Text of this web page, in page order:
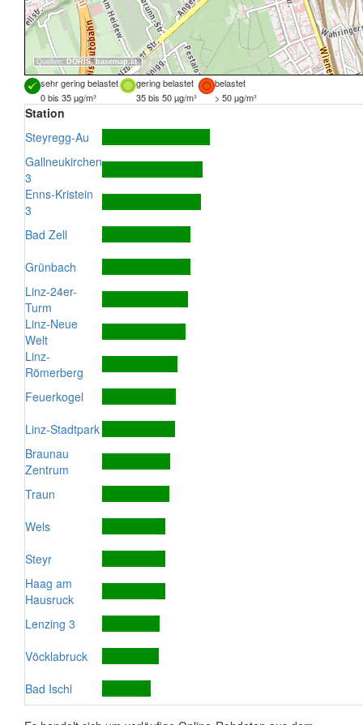
Quellen: DORIS, basemap.at
sehr gering belastet gering belastet
belastet
0 bis 35 µg/m³
35 bis 50 µg/m³ > 50 µg/m³
Station
Steyregg-Au
Gallneukirchen
3
Enns-Kristein
3
Bad Zell
Grünbach
Linz-24er-
Turm
Linz-Neue
Welt
Linz-
Römerberg
Feuerkogel
Linz-Stadtpark
Braunau
Zentrum
Traun
Wels
Steyr
Haag am
Hausruck
Lenzing 3
Vöcklabruck
Bad Ischl